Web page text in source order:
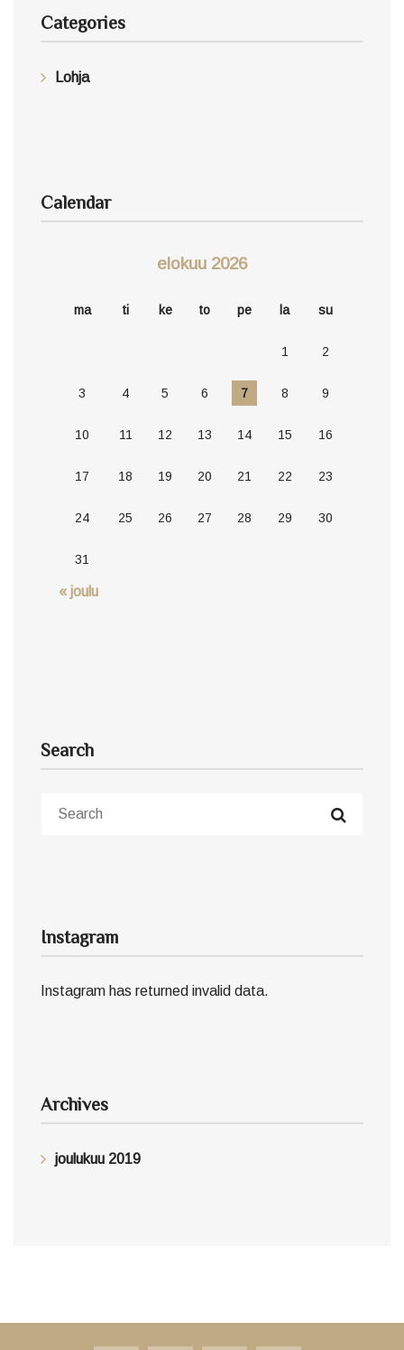
Categories
Lohja
Calendar
elokuu 2026
ma ti ke to pe la su
1 2
3 4 5 6 7 8 9
10 11 12 13 14 15 16
17 18 19 20 21 22 23
24 25 26 27 28 29 30
31
« joulu
Search
Instagram
Instagram has returned invalid data.
Archives
joulukuu 2019